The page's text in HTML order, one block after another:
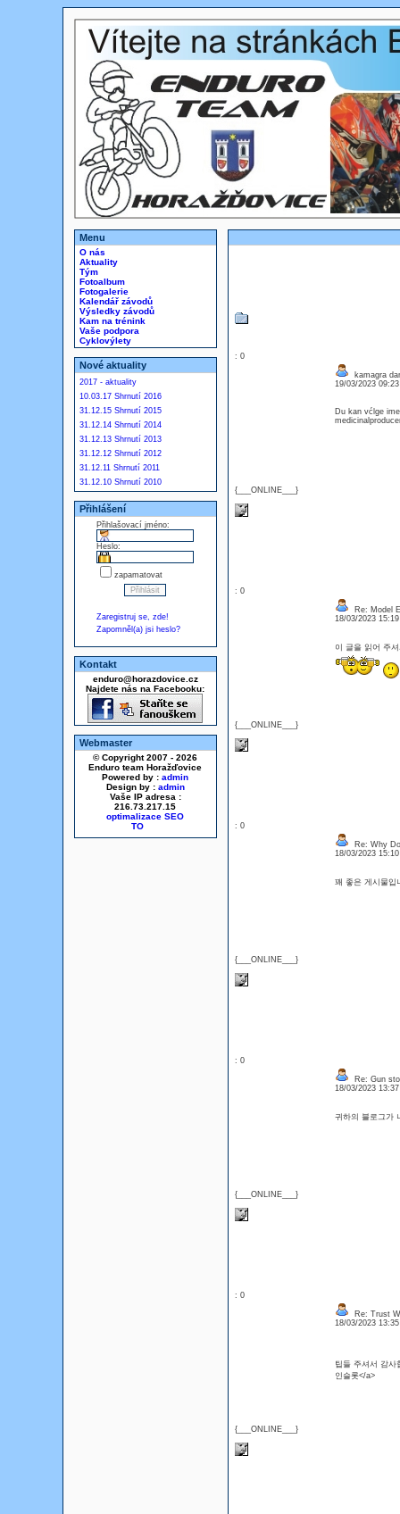
Menu
O nás
Aktuality
Tým
Fotoalbum
Fotogalerie
Kalendář závodů
Výsledky závodů
Kam na trénink
Vaše podpora
Cyklovýlety
Nové aktuality
2017 - aktuality
10.03.17 Shrnutí 2016
31.12.15 Shrnutí 2015
31.12.14 Shrnutí 2014
31.12.13 Shrnutí 2013
31.12.12 Shrnutí 2012
31.12.11 Shrnutí 2011
31.12.10 Shrnutí 2010
Přihlášení
Přihlašovací jméno:
Heslo:
zapamatovat
Zaregistruj se, zde!
Zapomněl(a) jsi heslo?
Kontakt
enduro@horazdovice.cz
Najdete nás na Facebooku:
Webmaster
© Copyright 2007 - 2026
Enduro team Horažďovice
Powered by : admin
Design by : admin
Vaše IP adresa :
216.73.217.15
optimalizace SEO
: 0
{___ONLINE___}
kamagra
19/03/2023
Du kan vćlge
: 0
{___ONLINE___}
Re: Model
18/03/2023
이 글을 읽어 주
: 0
{___ONLINE___}
Re: Why
18/03/2023
꽤 좋은 게시물
: 0
{___ONLINE___}
Re: Gun
18/03/2023
귀하의 블로그가
: 0
{___ONLINE___}
Re: Trust
18/03/2023
팁들 주셔서 감
인슬롯</a>